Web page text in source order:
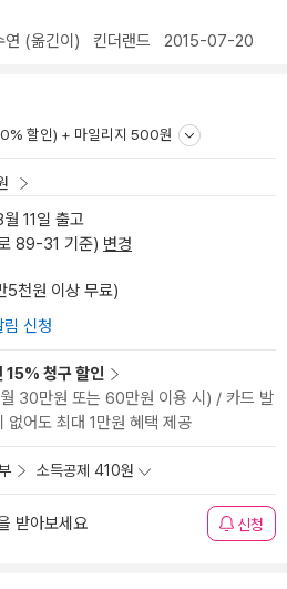
연 (옮긴이) 킨더랜드 2015-07-20
할인) + 마일리지 500원
11일 출고
89-31 기준) 변경
5천원 이상 무료)
신청
15% 청구 할인
30만원 또는 60만원 이용 시) / 카드 발
없어도 최대 1만원 혜택 제공
소득공제 410원
받아보세요 신청